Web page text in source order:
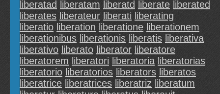
liberatad
liberatam liberatd liberate liberated
liberates liberateur liberati liberating
liberatio liberation liberatione liberationem
liberationibus liberationis liberatis liberativa
liberativo liberato liberator liberatore
liberatorem liberatori liberatoria liberatorias
liberatorio liberatorios liberators liberatos
liberatrice liberatrices liberatriz liberatum